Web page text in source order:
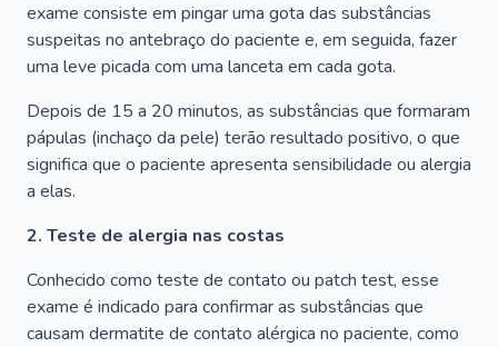
exame consiste em pingar uma gota das substâncias
suspeitas no antebraço do paciente e, em seguida, fazer
uma leve picada com uma lanceta em cada gota.
Depois de 15 a 20 minutos, as substâncias que formaram
pápulas (inchaço da pele) terão resultado positivo, o que
significa que o paciente apresenta sensibilidade ou alergia
a elas.
2. Teste de alergia nas costas
Conhecido como teste de contato ou patch test, esse
exame é indicado para confirmar as substâncias que
causam dermatite de contato alérgica no paciente, como